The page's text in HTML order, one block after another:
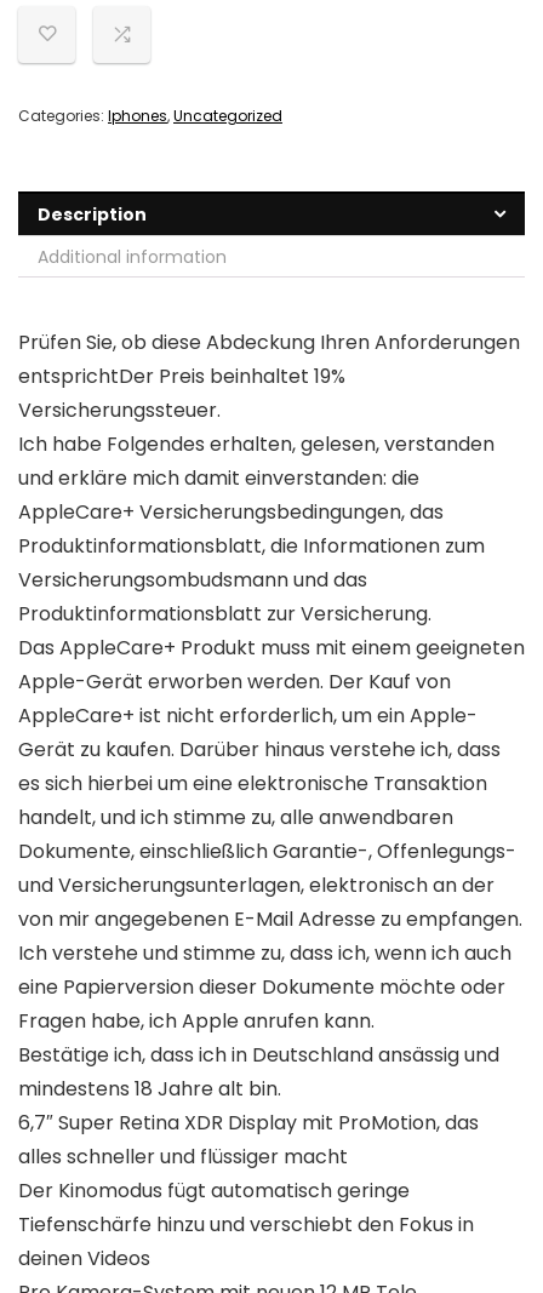
Categories: Iphones,Uncategorized
Description
Additional information
Prüfen Sie, ob diese Abdeckung Ihren Anforderungen
entsprichtDer Preis beinhaltet 19%
Versicherungssteuer.
Ich habe Folgendes erhalten, gelesen, verstanden
und erkläre mich damit einverstanden: die
AppleCare+ Versicherungsbedingungen, das
Produktinformationsblatt, die Informationen zum
Versicherungsombudsmann und das
Produktinformationsblatt zur Versicherung.
Das AppleCare+ Produkt muss mit einem geeigneten
Apple-Gerät erworben werden. Der Kauf von
AppleCare+ ist nicht erforderlich, um ein Apple-
Gerät zu kaufen. Darüber hinaus verstehe ich, dass
es sich hierbei um eine elektronische Transaktion
handelt, und ich stimme zu, alle anwendbaren
Dokumente, einschließlich Garantie-, Offenlegungs-
und Versicherungsunterlagen, elektronisch an der
von mir angegebenen E-Mail Adresse zu empfangen.
Ich verstehe und stimme zu, dass ich, wenn ich auch
eine Papierversion dieser Dokumente möchte oder
Fragen habe, ich Apple anrufen kann.
Bestätige ich, dass ich in Deutschland ansässig und
mindestens 18 Jahre alt bin.
6,7″ Super Retina XDR Display mit ProMotion, das
alles schneller und flüssiger macht
Der Kinomodus fügt automatisch geringe
Tiefenschärfe hinzu und verschiebt den Fokus in
deinen Videos